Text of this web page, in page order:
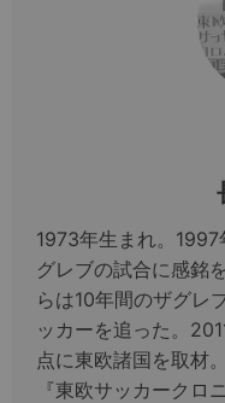
1973年生まれ。
グレブの試合に感銘
らは10年間のザグレ
ッカーを追った。
点に東欧諸国を取材
『東欧サッカークロ